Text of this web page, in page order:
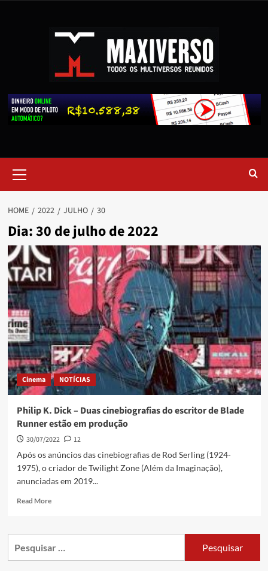
HOME 2022 JULHO 30
Dia:30 de julho de 2022
Cinema NOTÍCIAS
Philip K. Dick – Duas cinebiografias do escritor de Blade
Runner estão em produção
30/07/2022
12
Após os anúncios das cinebiografias de Rod Serling (1924-
1975), o criador de Twilight Zone (Além da Imaginação),
anunciadas em 2019...
Read More